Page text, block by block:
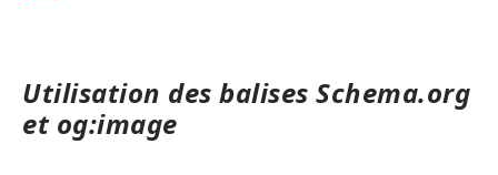
Utilisation des balises Schema.org
et og:image